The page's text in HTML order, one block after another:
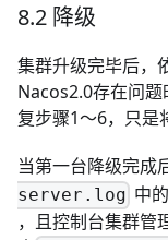
8.2 降级
集群升级完毕后，
Nacos2.0存在问
复步骤1～6，只是
当第一台降级完成
server.log 中的
，且控制台集群管